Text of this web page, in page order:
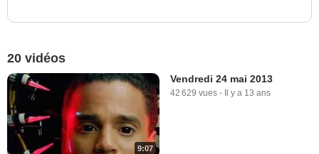
20 vidéos
9:07
Vendredi 24 mai 2013
42 629 vues - Il y a 13 ans